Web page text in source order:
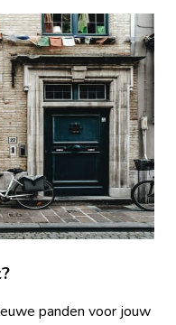
panden voor jouw